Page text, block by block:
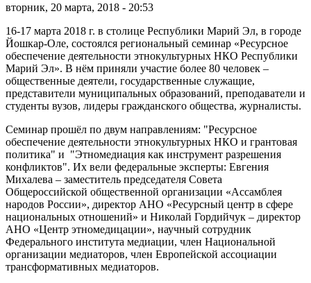
вторник, 20 марта, 2018 - 20:53
16-17 марта 2018 г. в столице Республики Марий Эл, в городе
Йошкар-Оле, состоялся региональный семинар «Ресурсное
обеспечение деятельности этнокультурных НКО Республики
Марий Эл». В нём приняли участие более 80 человек –
общественные деятели, государственные служащие,
представители муниципальных образований, преподаватели и
студенты вузов, лидеры гражданского общества, журналисты.
Семинар прошёл по двум направлениям: "Ресурсное
обеспечение деятельности этнокультурных НКО и грантовая
политика" и "Этномедиация как инструмент разрешения
конфликтов". Их вели федеральные эксперты: Евгения
Михалева – заместитель председателя Совета
Общероссийской общественной организации «Ассамблея
народов России», директор АНО «Ресурсный центр в сфере
национальных отношений» и Николай Гордийчук – директор
АНО «Центр этномедицации», научный сотрудник
Федерального института медиации, член Национальной
организации медиаторов, член Европейской ассоциации
трансформативных медиаторов.